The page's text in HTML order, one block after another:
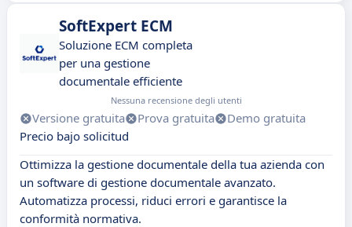
SoftExpert ECM
Soluzione ECM completa
per una gestione
documentale efficiente
Nessuna recensione degli utenti
Versione gratuita Prova gratuita
Demo gratuita
Precio bajo solicitud
Ottimizza la gestione documentale della tua azienda con
un software di gestione documentale avanzato.
Automatizza processi, riduci errori e garantisce la
conformità normativa.